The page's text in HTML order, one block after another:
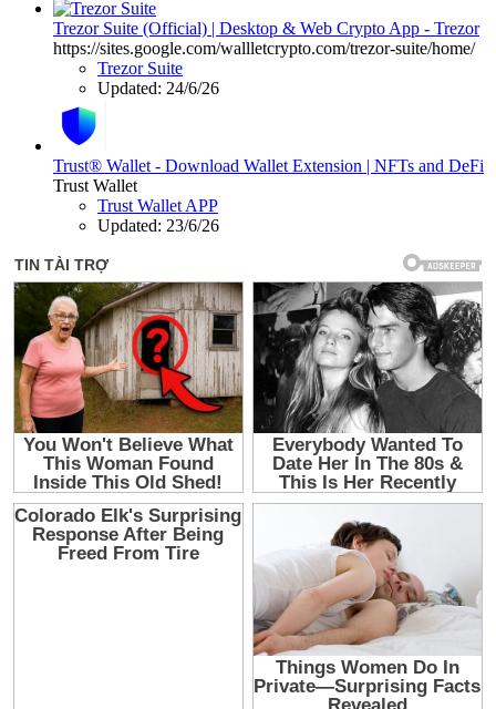
Trezor Suite (Official) | Desktop & Web Crypto App - Trezor
https://sites.google.com/wallletcrypto.com/trezor-suite/home/
Trezor Suite
Updated: 24/6/26
Trust® Wallet - Download Wallet Extension | NFTs and DeFi
Trust Wallet
Trust Wallet APP
Updated: 23/6/26